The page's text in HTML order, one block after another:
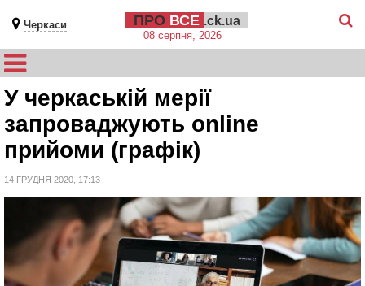
Черкаси ПРО ВСЕ .ck.ua
08 серпня, 2026
У черкаській мерії
запроваджують online
прийоми (графік)
14 ГРУДНЯ 2020, 17:13